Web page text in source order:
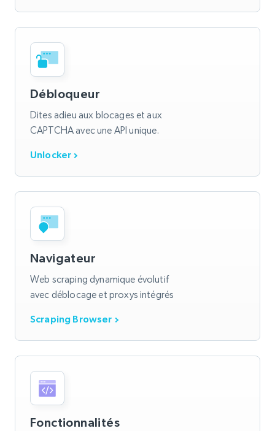
Débloqueur
Dites adieu aux blocages et aux
CAPTCHA avec une API unique.
Unlocker
Navigateur
Web scraping dynamique évolutif
avec déblocage et proxys intégrés
Scraping Browser
Fonctionnalités